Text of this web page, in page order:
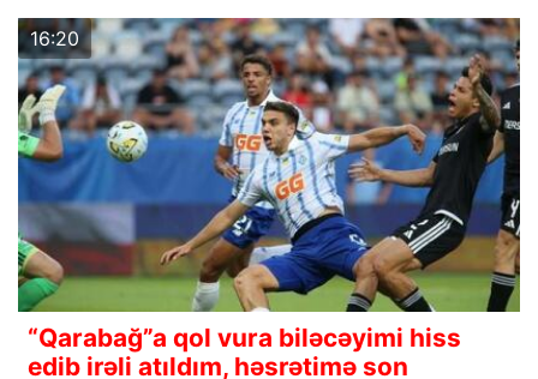
16:20
“Qarabağ”a qol vura biləcəyimi hiss
edib irəli atıldım, həsrətimə son